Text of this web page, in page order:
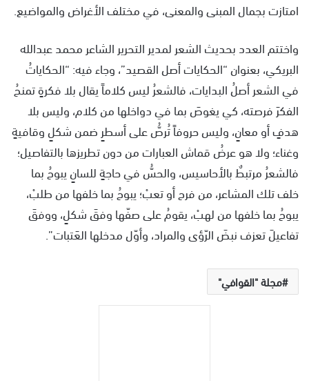
امتازت بجمال المبنى والمعنى، في مختلف الأغراض والمواضيع.
واختتم العدد بحديث الشعر لمدير التحرير الشاعر محمد عبدالله
البريكي، بعنوان “الحكايات أصل القصيد”، وجاء فيه: “الحكاياتُ
في الشعر أصلُ البدايات، فالشعرُ ليس كلاماً يقال بلا فكرةٍ تمنحُ
الفكرَ فرصته، كي يغوصَ بما في دواخلها من كلام، وليس بلا
هدفٍ أو معانٍ، وليس حروفاً تُرصُّ على أسطرٍ ضمن شكلٍ وقافيةٍ
وغناء؛ ولا هو عرضُ قماش العبارات من دون تطريزها بالتفاصيل؛
فالشعرُ مرتبطٌ بالأحاسيس، والحسُّ في حاجةٍ للسانٍ يبوحُ بما
خلف تلك المشاعر، من فرح أو تعبْ؛ يبوحُ بما خلفها من طلبْ،
يبوحُ بما خلفها من لهبْ، يقومُ على صفّها وفقَ شكلٍ، ووفقَ
تفاعيلَ تعزف نبضَ الرّؤى والمراد، وأوّل مدخلها العَتبات”.
مجلة "القوافي"